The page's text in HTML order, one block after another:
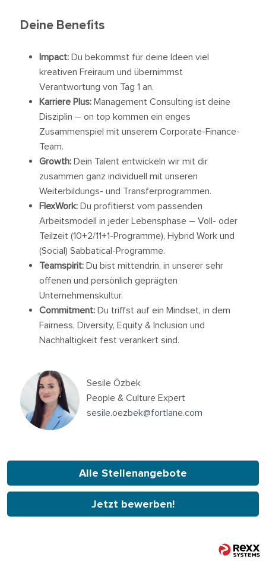
Deine Benefits
Impact: Du bekommst für deine Ideen viel
kreativen Freiraum und übernimmst
Verantwortung von Tag 1 an.
Karriere Plus: Management Consulting ist deine
Disziplin – on top kommen ein enges
Zusammenspiel mit unserem Corporate-Finance-
Team.
Growth: Dein Talent entwickeln wir mit dir
zusammen ganz individuell mit unseren
Weiterbildungs- und Transferprogrammen.
FlexWork: Du profitierst vom passenden
Arbeitsmodell in jeder Lebensphase – Voll- oder
Teilzeit (10+2/11+1-Programme), Hybrid Work und
(Social) Sabbatical-Programme.
Teamspirit: Du bist mittendrin, in unserer sehr
offenen und persönlich geprägten
Unternehmenskultur.
Commitment: Du triffst auf ein Mindset, in dem
Fairness, Diversity, Equity & Inclusion und
Nachhaltigkeit fest verankert sind.
Sesile Özbek
People & Culture Expert
sesile.oezbek@fortlane.com
Alle Stellenangebote
Jetzt bewerben!